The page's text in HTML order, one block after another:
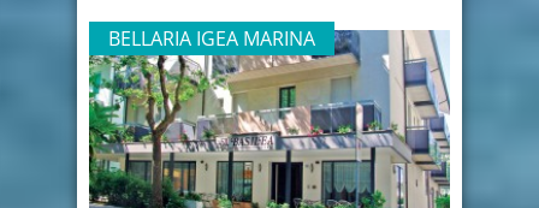
BELLARIA IGEA MARINA